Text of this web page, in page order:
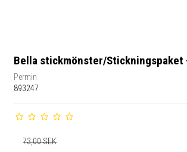
Bella stickmönster/Stickningspaket
Permin
893247
73,00 SEK